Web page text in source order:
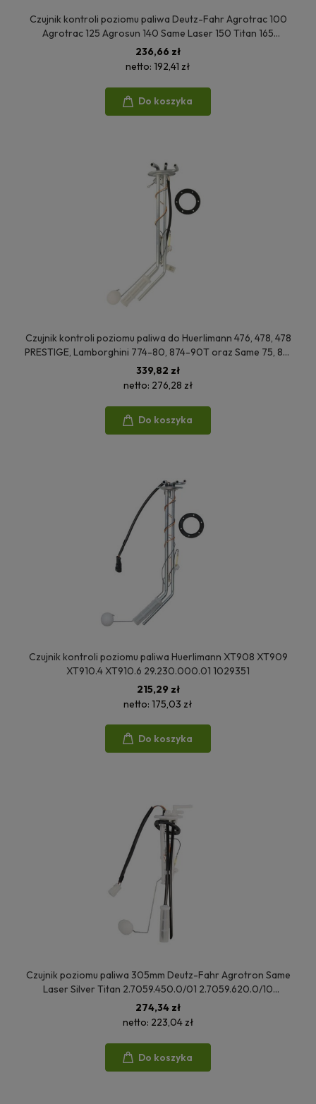
Czujnik kontroli poziomu paliwa Deutz-Fahr Agrotrac 100
Agrotrac 125 Agrosun 140 Same Laser 150 Titan 165
Lamborghini Racing 190 Formula 135 S.2995.0011
2.7059.420.0
236,66 zł
netto: 192,41 zł
Do koszyka
Czujnik kontroli poziomu paliwa do Huerlimann 476, 478, 478
PRESTIGE, Lamborghini 774-80, 874-90T oraz Same 75, 80,
95 2.7059.610.0, 9.54681.50.0, 2.7059.460.0/60
339,82 zł
netto: 276,28 zł
Do koszyka
Czujnik kontroli poziomu paliwa Huerlimann XT908 XT909
XT910.4 XT910.6 29.230.000.01 1029351
215,29 zł
netto: 175,03 zł
Do koszyka
Czujnik poziomu paliwa 305mm Deutz-Fahr Agrotron Same
Laser Silver Titan 2.7059.450.0/01 2.7059.620.0/10
9.54381.50.0
274,34 zł
netto: 223,04 zł
Do koszyka